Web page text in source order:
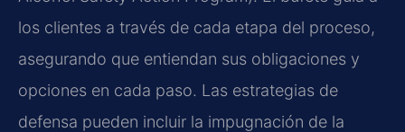
los clientes a través de cada etapa del proceso,
asegurando que entiendan sus obligaciones y
opciones en cada paso. Las estrategias de
defensa pueden incluir la impugnación de la